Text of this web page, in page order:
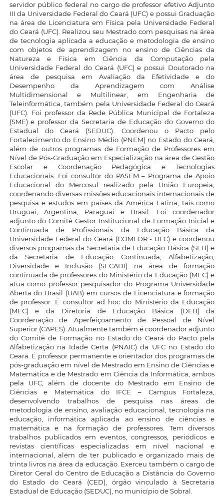
servidor público federal no cargo de professor efetivo Adjunto
III da Universidade Federal do Ceará (UFC) e possui Graduação
na área de Licenciatura em Física pela Universidade Federal
do Ceará (UFC). Realizou seu Mestrado com pesquisas na área
de tecnologia aplicada a educação e metodologia de ensino
com objetos de aprendizagem no ensino de Ciências da
Natureza e Física em Ciência da Computação pela
Universidade Federal do Ceará (UFC) e possui Doutorado na
área de pesquisa em Avaliação da Efetividade e do
Desempenho da Aprendizagem com Análise
Multidimensional e Multilinear, em Engenharia de
Teleinformática, também pela Universidade Federal do Ceará
(UFC). Foi professor da Rede Pública Municipal de Fortaleza
(SME) e professor da Secretaria de Educação do Governo do
Estadual do Ceará (SEDUC). Coordenou o Pacto pelo
Fortalecimento do Ensino Médio (PNEM) no Estado do Ceará,
além de outros programas de Formação de Professores em
Nível de Pós-Graduação em Especialização na área de Gestão
Escolar e Coordenação Pedagógica e Tecnologias
Educacionais. Foi consultor do PASEM – Programa de Apoio
Educacional do Mercosul realizado pela União Europeia,
coordenando diversas missões educacionais internacionais de
pesquisa e estudos em países da América Latina, tais como
Uruguai, Argentina, Paraguai e Brasil. Foi coordenador
adjunto do Comitê Gestor Institucional de Formação Inicial e
Continuada de Profissionais da Educação Básica da
Universidade Federal do Ceará (COMFOR - UFC) e coordenou
diversos programas da Secretaria de Educação Básica (SEB) e
da Secretaria de Educação Continuada, Alfabetização,
Diversidade e Inclusão (SECADI) na área de formação
continuada de professores do Ministério da Educação (MEC) e
atua como professor pesquisador do Programa Universidade
Aberta do Brasil (UAB) em cursos de Licenciatura e formação
de professor. É consultor ad hoc do Ministério da Educação
(MEC) e da Diretoria de Educação Básica (DEB) da
Coordenação de Aperfeiçoamento de Pessoal de Nível
Superior (CAPES). Atualmente também é coordenador adjunto
do Comitê de Formação no Estado do Ceará do Pacto pela
Alfabetização na Idade Certa (PNAIC) da UFC no Estado do
Ceará. É professor permanente e orientador dos programas de
pós-graduação em nível de Mestrado em Ensino de Ciências e
Matemática e de Mestrado em Ciência da Informática, ambos
pela UFC, além de docente do Mestrado em Ensino de
Ciências e Matemática do IFCE – Campus Fortaleza,
desenvolvendo trabalhos de pesquisa nas áreas de
metodologia de ensino, avaliação educacional, tecnologia na
educação, informática aplicada ao ensino de ciências e
matemática e na formação de professores. Tem diversos
trabalhos publicados em eventos, congressos, periódicos e
revistas científicas especializadas em nível nacional e
internacional, além de ter publicado e organizado mais de
trinta livros na área da educação. Exerceu também o cargo de
Diretor Geral do Centro de Educação a Distância do Governo
do Estado do Ceará (CED), órgão vinculado à Secretaria
Estadual de Educação (SEDUC), no município de Sobral.